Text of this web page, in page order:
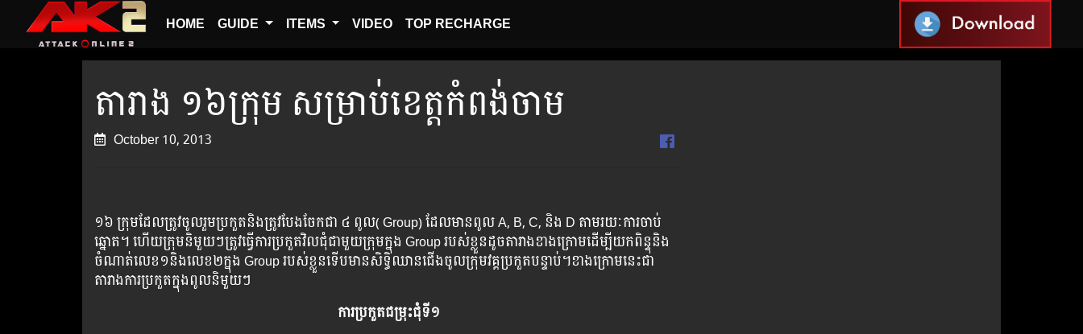
HOME GUIDE ITEMS VIDEO TOP RECHARGE
តារាង ១៦ក្រុម សម្រាប់ខេត្តកំពង់ចាម
October 10, 2013
១៦ ​ក្រុម​ដែល​ត្រូវ​ចូល​រួម​ប្រ​កួត​​និង​ត្រូវ​បែង​​ចែក​ជា​ ៤ ពូល​( Group) ដែលមាន​ពូល A, B, C, និង D តាម​រយៈ​ការ​ចាប់​
ឆ្នោត​។ ​ហើយក្រុម​និមួយៗ​​ត្រូវ​ធ្វើ​ការ​ប្រកួត​វិល​ជុំជាមួយក្រុម​​ក្នុង​ Group របស់​ខ្លួន​ដូច​តារាង​ខាង​ក្រោម​ដើម្បី​យក​ពិន្ទុ​និង​
ចំណាត់​លេខ១និង​លេខ​២​​ក្នុង Group របស់​ខ្លួន​ទើប​មាន​សិទ្ធិ​ឈាន​ជើង​ចូល​ក្រុម​វគ្គ​​ប្រកួត​បន្ទាប់។​ខាង​ក្រោម​នេះ​ជា​
តារាង​ការ​ប្រកួត​ក្នុង​ពូល​និមួយៗ​
ការប្រកួតជម្រុះ​ជុំទី១